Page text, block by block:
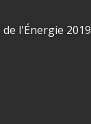
l'Énergie 2019